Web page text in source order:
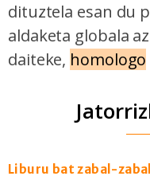
dituztela esan du
aldaketa globala
daiteke, homologo
Liburu bat zabal-